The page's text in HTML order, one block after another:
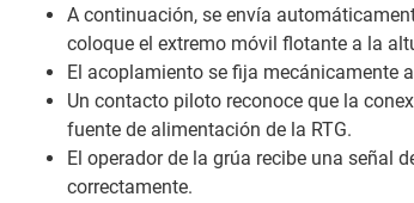
A continuación, se envía
coloque el extremo móvil flotante a la
El acoplamiento se fija mecánicamente
Un contacto piloto reconoce que la
fuente de alimentación de la RTG.
El operador de la grúa recibe una señal
correctamente.